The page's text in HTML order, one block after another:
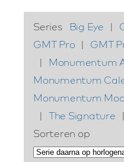
Series Big Eye |
GMT Pro | GMT
|
Monumentum
Monumentum
Monumentum
| The Signature |
Sorteren op